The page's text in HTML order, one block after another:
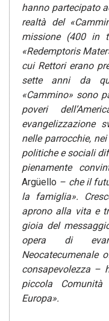
hanno partecipato
realtà del
missione (400 in
«Redemptoris
cui Rettori erano
sette anni da
«Cammino» sono
poveri
evangelizzazione
nelle parrocchie,
politiche e sociali
pienamente
Argüello – che il
la famiglia».
aprono alla vita e
gioia del
opera di
Neocatecumenale
consapevolezza –
piccola
Europa».